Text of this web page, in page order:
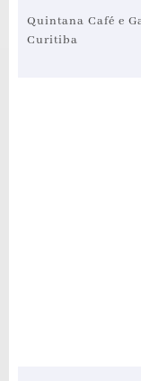
Quintana Café e
Curitiba